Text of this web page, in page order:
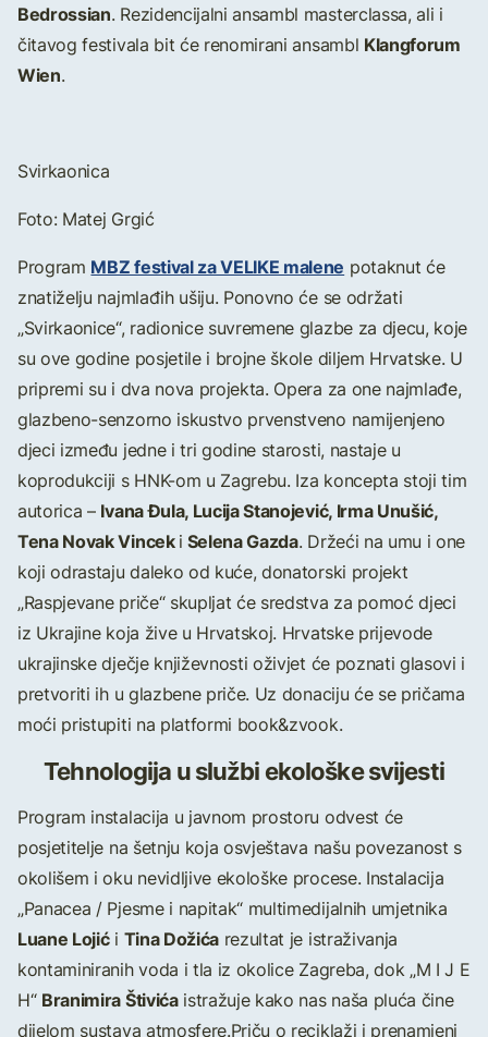
Bedrossian. Rezidencijalni ansambl masterclassa, ali i
čitavog festivala bit će renomirani ansambl Klangforum
Wien.
Svirkaonica
Foto: Matej Grgić
Program MBZ festival za VELIKE malene potaknut će
znatiželju najmlađih ušiju. Ponovno će se održati
„Svirkaonice“, radionice suvremene glazbe za djecu, koje
su ove godine posjetile i brojne škole diljem Hrvatske. U
pripremi su i dva nova projekta. Opera za one najmlađe,
glazbeno-senzorno iskustvo prvenstveno namijenjeno
djeci između jedne i tri godine starosti, nastaje u
koprodukciji s HNK-om u Zagrebu. Iza koncepta stoji tim
autorica – Ivana Đula, Lucija Stanojević, Irma Unušić,
Tena Novak Vinceki Selena Gazda. Držeći na umu i one
koji odrastaju daleko od kuće, donatorski projekt
„Raspjevane priče“ skupljat će sredstva za pomoć djeci
iz Ukrajine koja žive u Hrvatskoj. Hrvatske prijevode
ukrajinske dječje književnosti oživjet će poznati glasovi i
pretvoriti ih u glazbene priče. Uz donaciju će se pričama
moći pristupiti na platformi book&zvook.
Tehnologija u službi ekološke svijesti
Program instalacija u javnom prostoru odvest će
posjetitelje na šetnju koja osvještava našu povezanost s
okolišem i oku nevidljive ekološke procese. Instalacija
„Panacea / Pjesme i napitak“ multimedijalnih umjetnika
Luane Lojići Tina Dožića rezultat je istraživanja
kontaminiranih voda i tla iz okolice Zagreba, dok „M I J E
H“ Branimira Štivićaistražuje kako nas naša pluća čine
dijelom sustava atmosfere.Priču o reciklaži i prenamjeni